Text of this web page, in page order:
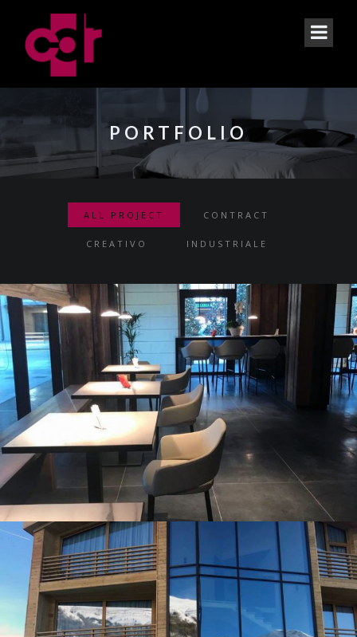
PORTFOLIO
ALL PROJECT CONTRACT
CREATIVO INDUSTRIALE